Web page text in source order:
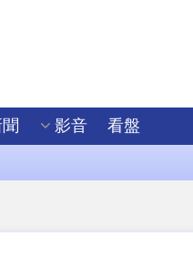
影音 看盤